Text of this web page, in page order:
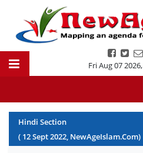
Fri Aug 07 2026,
Hindi Section
( 12Sept2022, NewAgeIslam.Com)